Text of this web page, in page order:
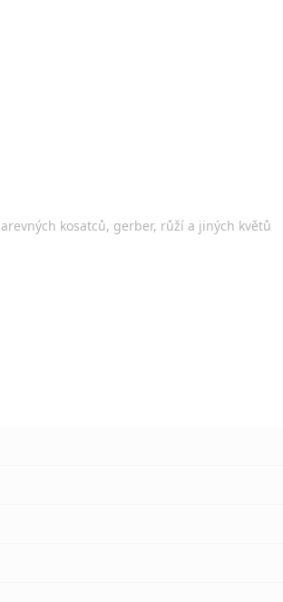
kosatců, gerber, růží a jiných květů